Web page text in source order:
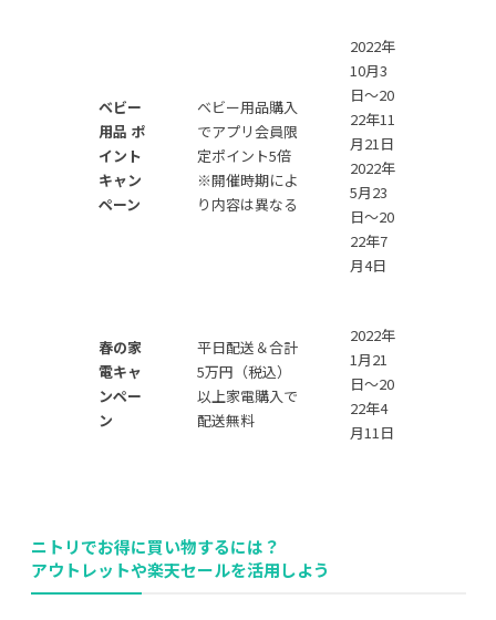
ベビー
用品 ポ
イント
キャン
ペーン
ベビー用品購入
でアプリ会員限
定ポイント5倍
※開催時期によ
り内容は異なる
2022年
10月3
日～20
22年11
月21日
2022年
5月23
日～20
22年7
月4日
春の家
電キャ
ンペー
ン
平日配送＆合計
5万円（税込）
以上家電購入で
配送無料
2022年
1月21
日〜20
22年4
月11日
ニトリでお得に買い物するには？
アウトレットや楽天セールを活用しよう